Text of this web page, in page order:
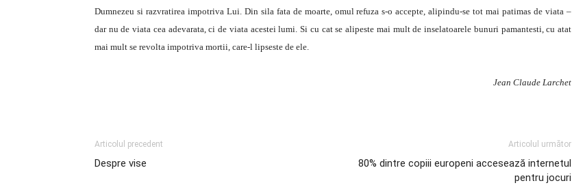
Dumnezeu si razvratirea impotriva Lui. Din sila fata de moarte, omul refuza s-o accepte, alipindu-se tot mai patimas de viata –
dar nu de viata cea adevarata, ci de viata acestei lumi. Si cu cat se alipeste mai mult de inselatoarele bunuri pamantesti, cu atat
mai mult se revolta impotriva mortii, care-l lipseste de ele.
Jean Claude Larchet
Articolul precedent
Despre vise
Articolul următor
80% dintre copiii europeni accesează internetul
pentru jocuri